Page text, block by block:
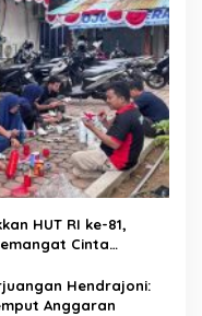
HUT RI ke-81,
Cinta
Hendrajoni:
Anggaran